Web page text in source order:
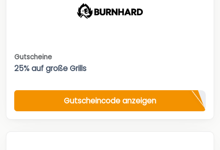
Gutscheine
25% auf große Grills
Gutscheincode anzeigen